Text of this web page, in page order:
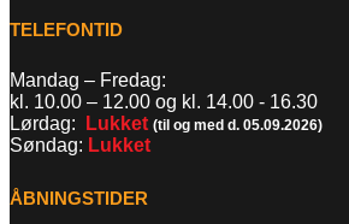
TELEFONTID
Mandag – Fredag:
kl. 10.00 – 12.00 og kl. 14.00 - 16.30
Lørdag:
Lukket (til og med d. 05.09.2026)
Søndag: Lukket
ÅBNINGSTIDER